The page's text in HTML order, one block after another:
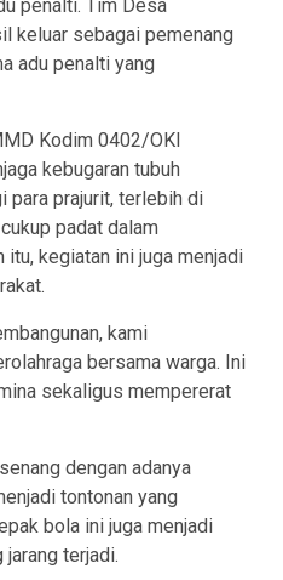
penalti. Tim Desa
keluar sebagai pemenang
adu penalti yang
Kodim 0402/OKI
kebugaran tubuh
para prajurit, terlebih di
padat dalam
itu, kegiatan ini juga menjadi
kami
bersama warga. Ini
sekaligus mempererat
dengan adanya
tontonan yang
bola ini juga menjadi
terjadi.